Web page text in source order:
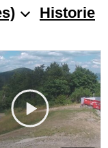
Historie